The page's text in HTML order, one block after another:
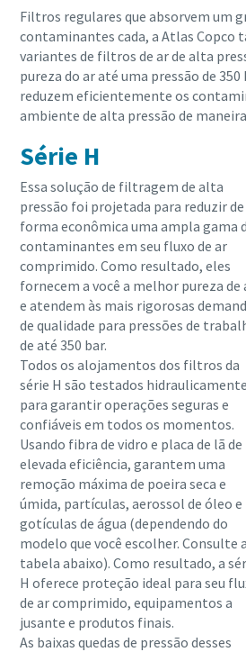
Redução de carbono para produção
você precisa saber
Descubra
Filtros regulares que absorvem um
contaminantes cada, a Atlas Copco
variantes de filtros de ar de alta
pureza do ar até uma pressão de 350
reduzem eficientemente os
ambiente de alta pressão de
Série H
Essa solução de filtragem de alta
pressão foi projetada para reduzir de
forma econômica uma ampla gama
contaminantes em seu fluxo de ar
comprimido. Como resultado, eles
fornecem a você a melhor pureza de
e atendem às mais rigorosas
de qualidade para pressões de
de até 350 bar.
Todos os alojamentos dos filtros da
série H são testados hidraulicamente
para garantir operações seguras e
confiáveis em todos os momentos.
Usando fibra de vidro e placa de lã de
elevada eficiência, garantem uma
remoção máxima de poeira seca e
úmida, partículas, aerossol de óleo e
gotículas de água (dependendo do
modelo que você escolher. Consulte a
tabela abaixo). Como resultado, a
H oferece proteção ideal para seu
de ar comprimido, equipamentos a
jusante e produtos finais.
As baixas quedas de pressão desses